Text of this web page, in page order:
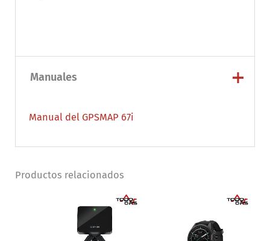
Manuales
Manual del GPSMAP 67i
Productos relacionados